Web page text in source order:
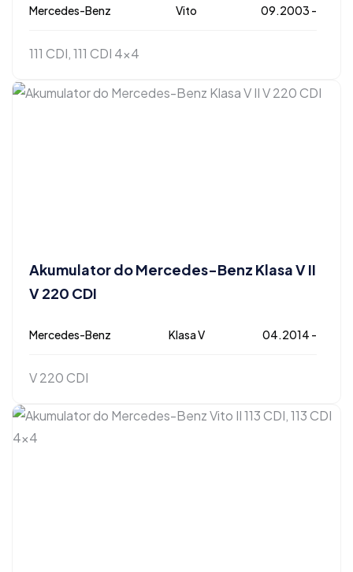
Mercedes-Benz Vito 09.2003 -
111 CDI, 111 CDI 4x4
Akumulator do Mercedes-Benz Klasa V II
V 220 CDI
Mercedes-Benz Klasa V 04.2014 -
V 220 CDI